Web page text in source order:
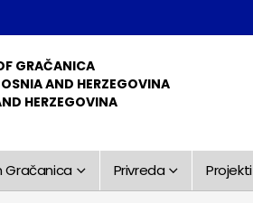
GRAČANICA
AND HERZEGOVINA
HERZEGOVINA
Gračanica Privreda Projekti